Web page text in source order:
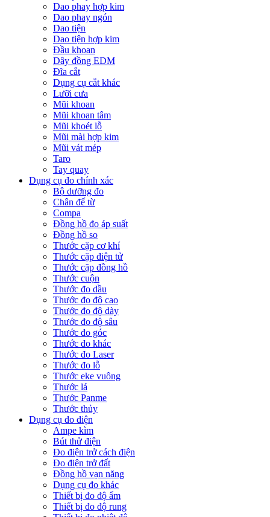
Dao phay hợp kim
Dao phay ngón
Dao tiện
Dao tiện hợp kim
Đầu khoan
Dây đồng EDM
Đĩa cắt
Dụng cụ cắt khác
Lưỡi cưa
Mũi khoan
Mũi khoan tâm
Mũi khoét lỗ
Mũi mài hợp kim
Mũi vát mép
Taro
Tay quay
Dụng cụ đo chính xác
Bộ dưỡng đo
Chân đế từ
Compa
Đồng hồ đo áp suất
Đồng hồ so
Thước cặp cơ khí
Thước cặp điện tử
Thước cặp đồng hồ
Thước cuộn
Thước đo dầu
Thước đo độ cao
Thước đo độ dày
Thước đo độ sâu
Thước đo góc
Thước đo khác
Thước đo Laser
Thước đo lỗ
Thước eke vuông
Thước lá
Thước Panme
Thước thủy
Dụng cụ đo điện
Ampe kìm
Bút thử điện
Đo điện trở cách điện
Đo điện trở đất
Đồng hồ vạn năng
Dụng cụ đo khác
Thiết bị đo độ ẩm
Thiết bị đo độ rung